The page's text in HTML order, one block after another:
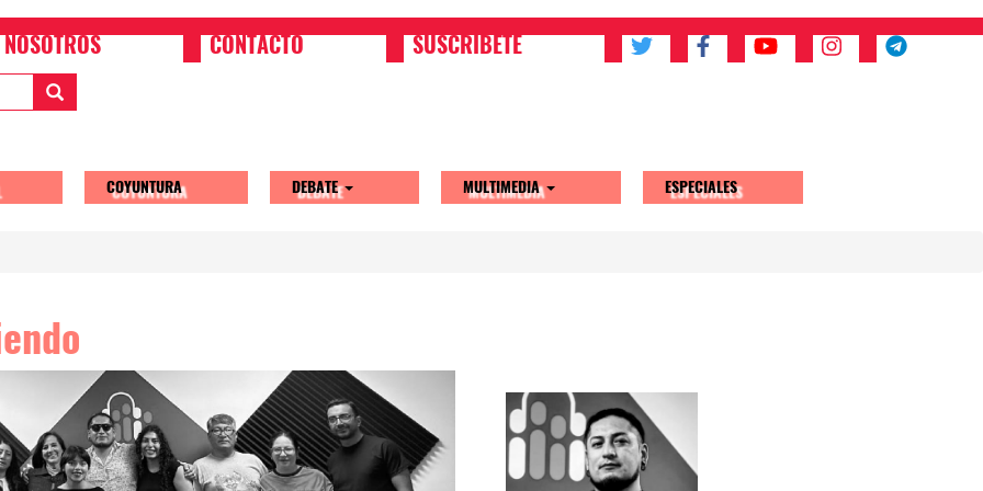
NOSOTROS CONTACTO SUSCRIBETE
COYUNTURA DEBATE MULTIMEDIA ESPECIALES